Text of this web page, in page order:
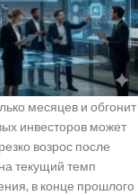
может
средств. Если
разработчик моделей
месяцев и обгонит
инвесторов может
возрос после
текущий темп
в конце прошлого